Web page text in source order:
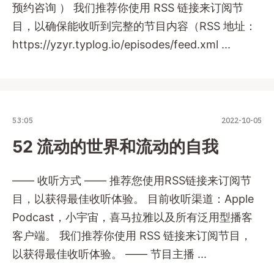
预约咨询 ） 我们推荐你使用 RSS 链接来订阅节
目，以确保能收听到完整的节目内容（RSS 地址：
https://yzyr.typlog.io/episodes/feed.xml ...
53:05 2022-10-05
52 流动的世界和流动的自我
—— 收听方式 —— 推荐您使用RSS链接来订阅节
目，以获得最佳收听体验。 目前收听渠道：Apple
Podcast，小宇宙，喜马拉雅以及所有泛用型播客
客户端。 我们推荐你使用 RSS 链接来订阅节目，
以获得最佳收听体验。 —— 节目主播 ...